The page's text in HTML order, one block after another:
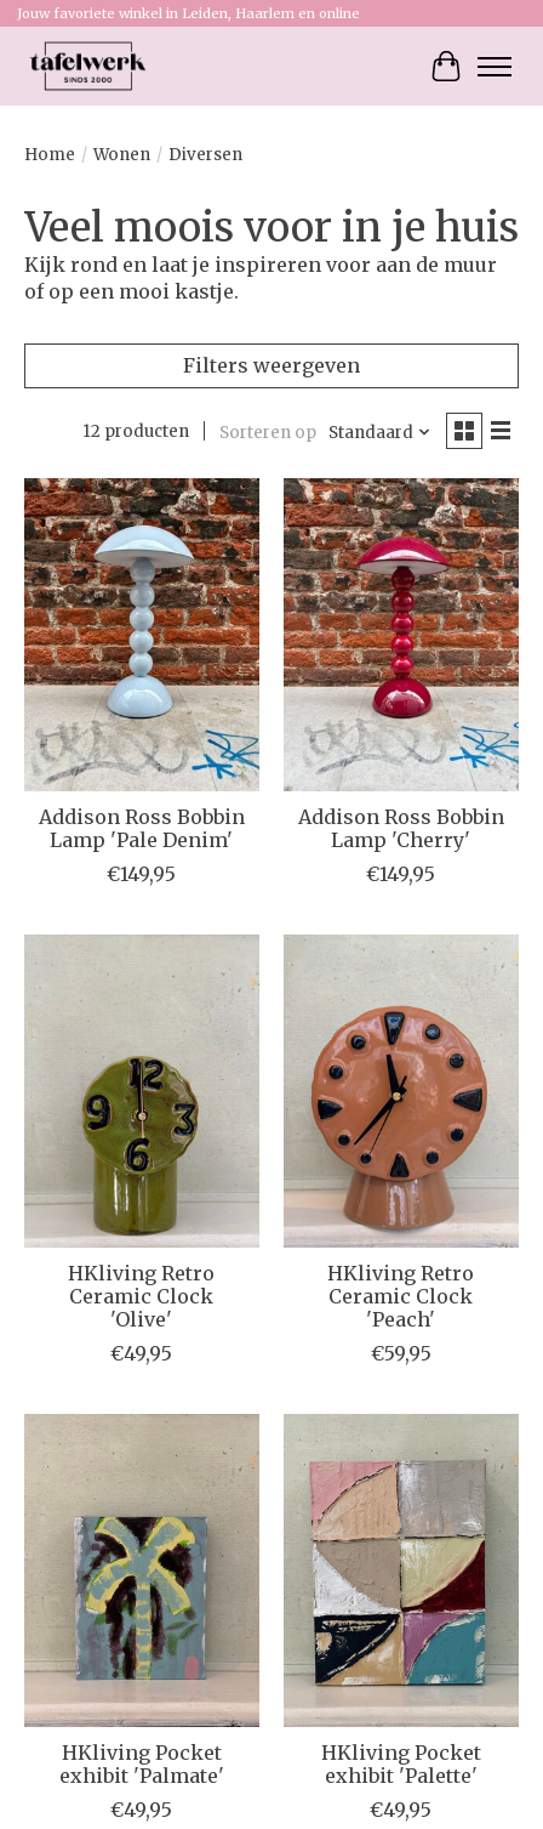
Jouw favoriete winkel in Leiden, Haarlem en online
Home / Wonen / Diversen
Veel moois voor in je huis
Kijk rond en laat je inspireren voor aan de muur
of op een mooi kastje.
Filters weergeven
12 producten Sorteren op Standaard
Addison Ross Bobbin
Lamp 'Pale Denim'
€149,95
Addison Ross Bobbin
Lamp 'Cherry'
€149,95
HKliving Retro
Ceramic Clock
'Olive'
€49,95
HKliving Retro
Ceramic Clock
'Peach'
€59,95
HKliving Pocket
exhibit 'Palmate'
€49,95
HKliving Pocket
exhibit 'Palette'
€49,95